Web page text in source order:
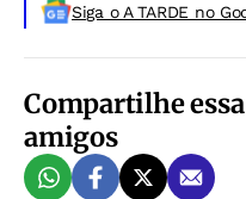
Siga o A TARDE no
Compartilhe
amigos